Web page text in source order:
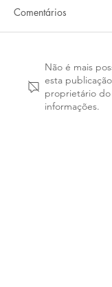
Comentários
Não é mais
esta
proprietário
informações.